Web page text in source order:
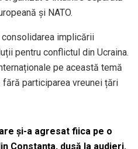
și NATO.
implicării
pentru conflictul din Ucraina.
pe această temă
fără participarea vreunei țări
și-a agresat fiica pe o
Constanța, dusă la audieri.